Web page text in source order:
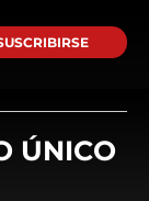
ÚNICO